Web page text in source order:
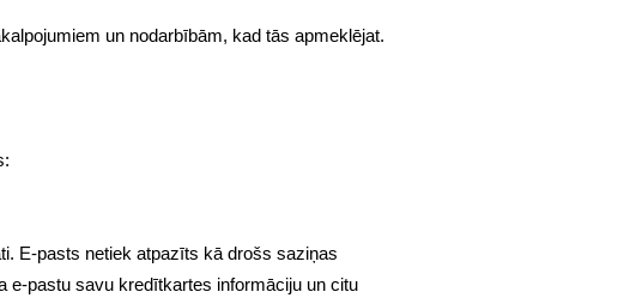
un nodarbībām, kad tās apmeklējat.
E-pasts netiek atpazīts kā drošs saziņas
e-pastu savu kredītkartes informāciju un citu